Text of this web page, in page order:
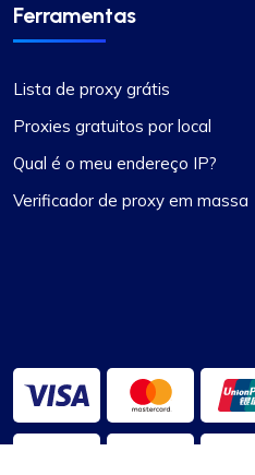
Ferramentas
Lista de proxy grátis
Proxies gratuitos por local
Qual é o meu endereço IP?
Verificador de proxy em massa